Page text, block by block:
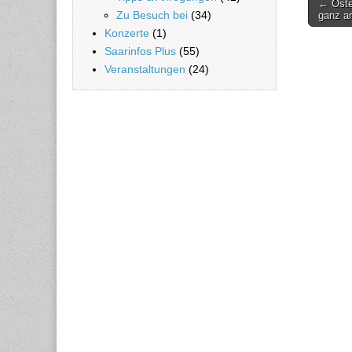
←
ganz
Zu Besuch bei (34)
Konzerte (1)
Saarinfos Plus (55)
Veranstaltungen (24)